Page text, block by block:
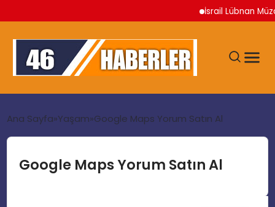
İsrail Lübnan
Ana Sayfa Yaşam Google Maps Yorum Satın Al
Google Maps Yorum Satın Al